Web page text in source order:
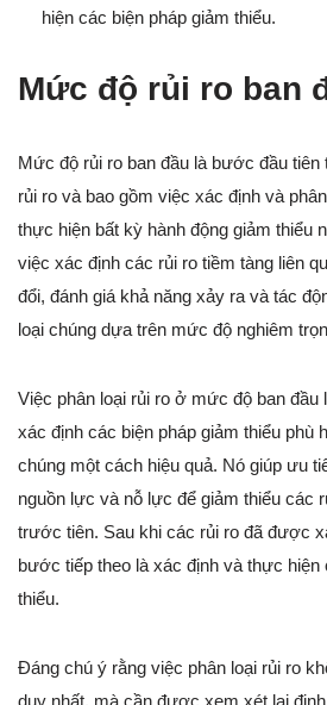
hiện các biện pháp giảm thiểu.
Mức độ rủi ro ban
Mức độ rủi ro ban đầu là bước đầu tiên
rủi ro và bao gồm việc xác định và
thực hiện bất kỳ hành động giảm thiểu
việc xác định các rủi ro tiềm tàng liên
đổi, đánh giá khả năng xảy ra và tác
loại chúng dựa trên mức độ nghiêm
Việc phân loại rủi ro ở mức độ ban đầu
xác định các biện pháp giảm thiểu phù
chúng một cách hiệu quả. Nó giúp ưu
nguồn lực và nỗ lực để giảm thiểu các
trước tiên. Sau khi các rủi ro đã được
bước tiếp theo là xác định và thực hiện
thiểu.
Đáng chú ý rằng việc phân loại rủi ro
duy nhất, mà cần được xem xét lại